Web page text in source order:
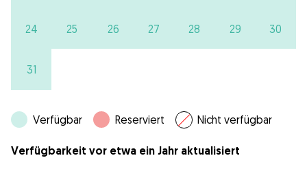
24 25 26 27 28 29 30
31
Verfügbar Reserviert Nicht verfügbar
Verfügbarkeit vor etwa ein Jahr aktualisiert